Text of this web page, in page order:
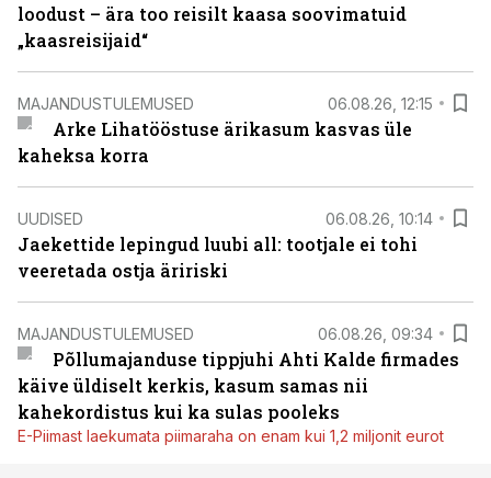
loodust – ära too reisilt kaasa soovimatuid
„kaasreisijaid“
MAJANDUSTULEMUSED 06.08.26, 12:15
Arke Lihatööstuse ärikasum kasvas üle
kaheksa korra
UUDISED 06.08.26, 10:14
Jaekettide lepingud luubi all: tootjale ei tohi
veeretada ostja äririski
MAJANDUSTULEMUSED 06.08.26, 09:34
Põllumajanduse tippjuhi Ahti Kalde firmades
käive üldiselt kerkis, kasum samas nii
kahekordistus kui ka sulas pooleks
E-Piimast laekumata piimaraha on enam kui 1,2 miljonit eurot